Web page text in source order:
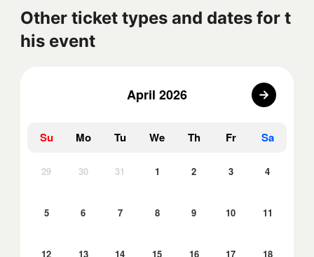
Other ticket types and dates for t
his event
April 2026
Su Mo Tu We Th Fr Sa
29 30 31 1 2 3 4
5 6 7 8 9 10 11
12 13 14 15 16 17 18